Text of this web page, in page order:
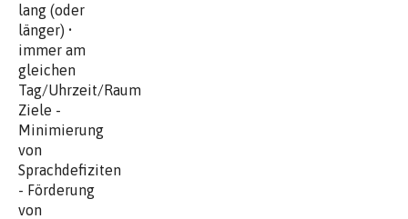
lang (oder
länger) •
immer am
gleichen
Tag/Uhrzeit/Raum
Ziele -
Minimierung
von
Sprachdefiziten
- Förderung
von